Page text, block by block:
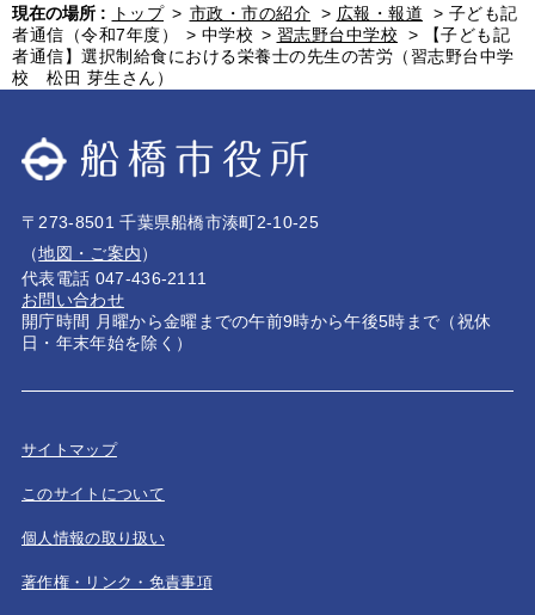
現在の場所 : トップ > 市政・市の紹介 > 広報・報道 > 子ども記
者通信（令和7年度）
> 中学校 > 習志野台中学校 >
【子ども記
者通信】選択制給食における栄養士の先生の苦労（習志野台中学
校 松田 芽生さん）
〒273-8501 千葉県船橋市湊町2-10-25
（地図・ご案内）
代表電話 047-436-2111
お問い合わせ
開庁時間 月曜から金曜までの午前9時から午後5時まで（祝休
日・年末年始を除く）
サイトマップ
このサイトについて
個人情報の取り扱い
著作権・リンク・免責事項